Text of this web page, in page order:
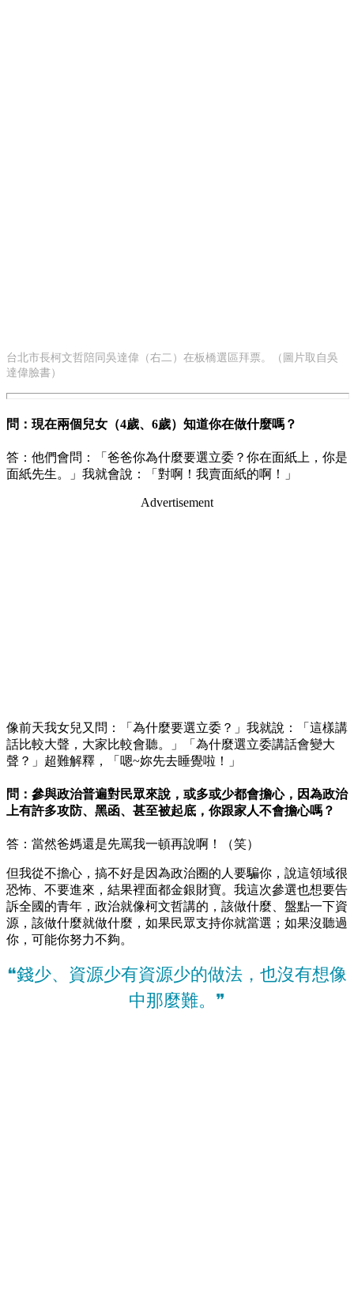
台北市長柯文哲陪同吳達偉（右二）在板橋選區拜票。（圖片取自吳
達偉臉書）
問：現在兩個兒女（4歲、6歲）知道你在做什麼嗎？
答：他們會問：「爸爸你為什麼要選立委？你在面紙上，你是
面紙先生。」我就會說：「對啊！我賣面紙的啊！」
Advertisement
像前天我女兒又問：「為什麼要選立委？」我就說：「這樣講
話比較大聲，大家比較會聽。」「為什麼選立委講話會變大
聲？」超難解釋，「嗯~妳先去睡覺啦！」
問：參與政治普遍對民眾來說，或多或少都會擔心，因為政治
上有許多攻防、黑函、甚至被起底，你跟家人不會擔心嗎？
答：當然爸媽還是先罵我一頓再說啊！（笑）
但我從不擔心，搞不好是因為政治圈的人要騙你，說這領域很
恐怖、不要進來，結果裡面都金銀財寶。我這次參選也想要告
訴全國的青年，政治就像柯文哲講的，該做什麼、盤點一下資
源，該做什麼就做什麼，如果民眾支持你就當選；如果沒聽過
你，可能你努力不夠。
❝錢少、資源少有資源少的做法，也沒有想像
中那麼難。❞